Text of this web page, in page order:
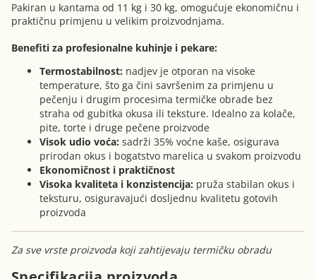
Pakiran u kantama od 11 kg i 30 kg, omogućuje ekonomičnu i
praktičnu primjenu u velikim proizvodnjama.
Benefiti za profesionalne kuhinje i pekare:
Termostabilnost: nadjev je otporan na visoke
temperature, što ga čini savršenim za primjenu u
pečenju i drugim procesima termičke obrade bez
straha od gubitka okusa ili teksture. Idealno za kolače,
pite, torte i druge pečene proizvode
Visok udio voća: sadrži 35% voćne kaše, osigurava
prirodan okus i bogatstvo marelica u svakom proizvodu
Ekonomičnost i praktičnost
Visoka kvaliteta i konzistencija: pruža stabilan okus i
teksturu, osiguravajući dosljednu kvalitetu gotovih
proizvoda
Za sve vrste proizvoda koji zahtijevaju termičku obradu